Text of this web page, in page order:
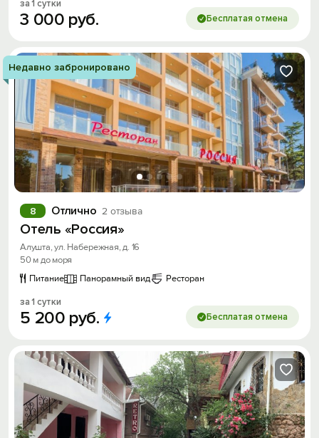
за 1 сутки
3 000 руб. Бесплатая отмена
Недавно забронировано
Отлично 2 отзыва
8
Отель «Россия»
Алушта, ул. Набережная, д. 16
50 м до моря
Питание
Панорамный вид Ресторан
за 1 сутки
5 200 руб. Бесплатая отмена